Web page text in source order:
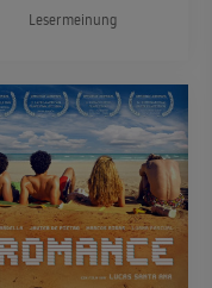
Lesermeinung